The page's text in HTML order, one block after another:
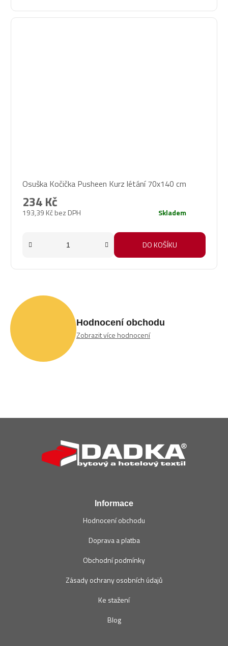
Osuška Kočička Pusheen Kurz létání 70x140 cm
193,39 Kč bez DPH
234 Kč
Skladem
DO KOŠÍKU
Hodnocení obchodu
Zobrazit více hodnocení
Informace
Hodnocení obchodu
Doprava a platba
Obchodní podmínky
Zásady ochrany osobních údajů
Ke stažení
Blog